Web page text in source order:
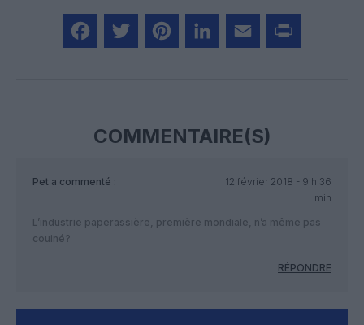
COMMENTAIRE(S)
Pet a commenté :
12 février 2018 - 9 h 36
min
L’industrie paperassière, première mondiale, n’a même pas
couiné?
RÉPONDRE